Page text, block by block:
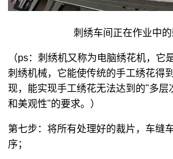
刺绣车间正在作业中
（ps：刺绣机又称为电脑绣花机，它
刺绣机械，它能使传统的手工绣花得
现，能实现手工绣花无法达到的"多层
和美观性"的要求。）
第七步：将所有处理好的裁片，车缝
序；